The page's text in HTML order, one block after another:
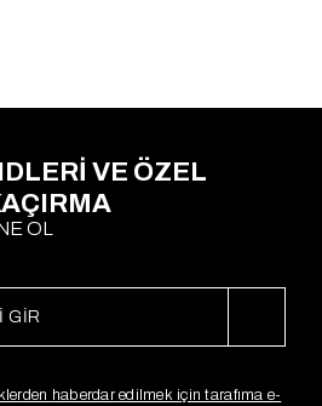
VE ÖZEL
OL
haberdar edilmek için tarafıma e-